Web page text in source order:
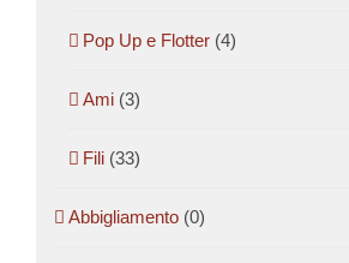
Pop Up e Flotter (4)
Ami (3)
Fili (33)
Abbigliamento (0)